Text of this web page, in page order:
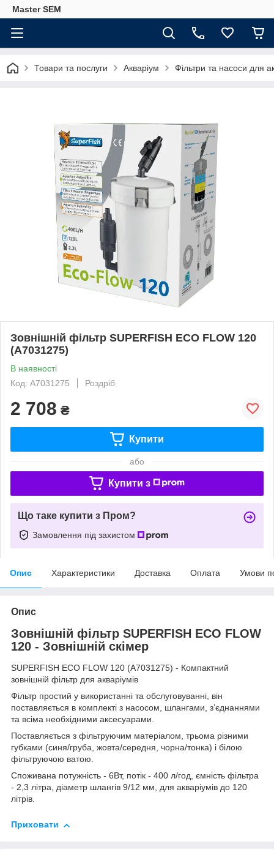
Master SEM
Товари та послуги Акваріум Фільтри та насоси для
Зовнішній фільтр SUPERFISH ECO FLOW 120
(A7031275)
В наявності
Код: A7031275
Роздріб
2 708 ₴
Купити
або
Купити з
Що таке купити з Пром?
Замовлення під захистом
Опис Характеристики Доставка Оплата Умови
Опис
Зовнішній фільтр SUPERFISH ECO FLOW
120 - Зовнішній скімер
SUPERFISH ECO FLOW 120 (A7031275) - Компактний
зовнішній фільтр для акваріумів
Фільтр простий у використанні та обслуговуванні, він
поставляється в комплекті з насосом, шлангами, з’єднаннями
та всіма необхідними аксесуарами.
Поставляється з фільтруючим матеріалом, трьома різними
губками (синя/груба, жовта/середня, чорна/тонка) і білою
фільтруючою ватою.
Споживана потужність - 6Вт, потік - 400 л/год, ємність фільтра
- 2,3 літра, діаметр шлангів 9/12 мм, для акваріумів до 120
літрів.
Приховати